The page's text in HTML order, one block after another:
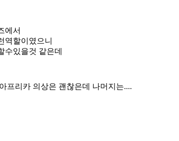
에서
역할이였으니
수있을것 같은데
프리카 의상은 괜찮은데 나머지는....